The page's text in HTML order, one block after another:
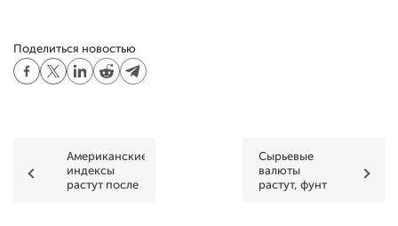
Поделиться новостью
Американские
индексы
растут после
Сырьевые
валюты
растут, фунт